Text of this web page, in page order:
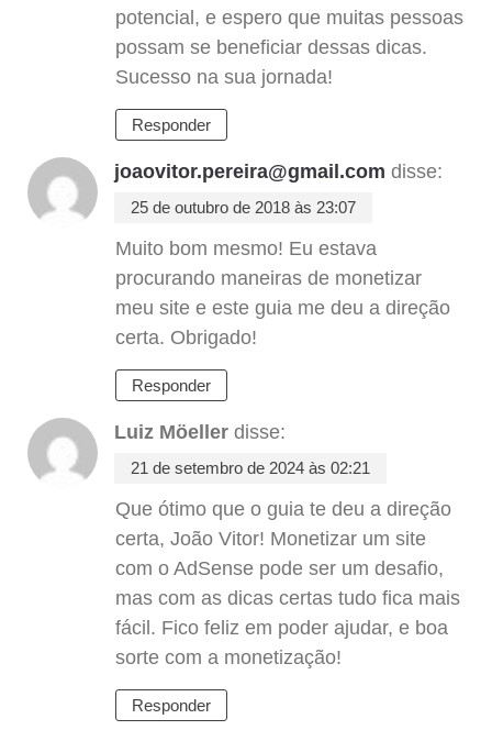
potencial, e espero que muitas pessoas
possam se beneficiar dessas dicas.
Sucesso na sua jornada!
Responder
joaovitor.pereira@gmail.com disse:
25 de outubro de 2018 às 23:07
Muito bom mesmo! Eu estava
procurando maneiras de monetizar
meu site e este guia me deu a direção
certa. Obrigado!
Responder
Luiz Möeller disse:
21 de setembro de 2024 às 02:21
Que ótimo que o guia te deu a direção
certa, João Vitor! Monetizar um site
com o AdSense pode ser um desafio,
mas com as dicas certas tudo fica mais
fácil. Fico feliz em poder ajudar, e boa
sorte com a monetização!
Responder